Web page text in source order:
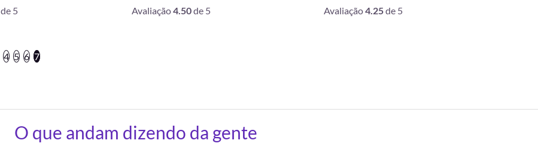
de 5 Avaliação4.50de 5 Avaliação4.25de 5
4 5 6 7
O que andam dizendo da gente